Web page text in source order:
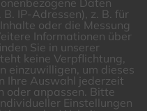
IP-Adressen), z. B. für
oder die Messung
Informationen über
Sie in unserer
keine Verpflichtung,
einzuwilligen, um dieses
Ihre Auswahl jederzeit
oder anpassen. Bitte
Einstellungen